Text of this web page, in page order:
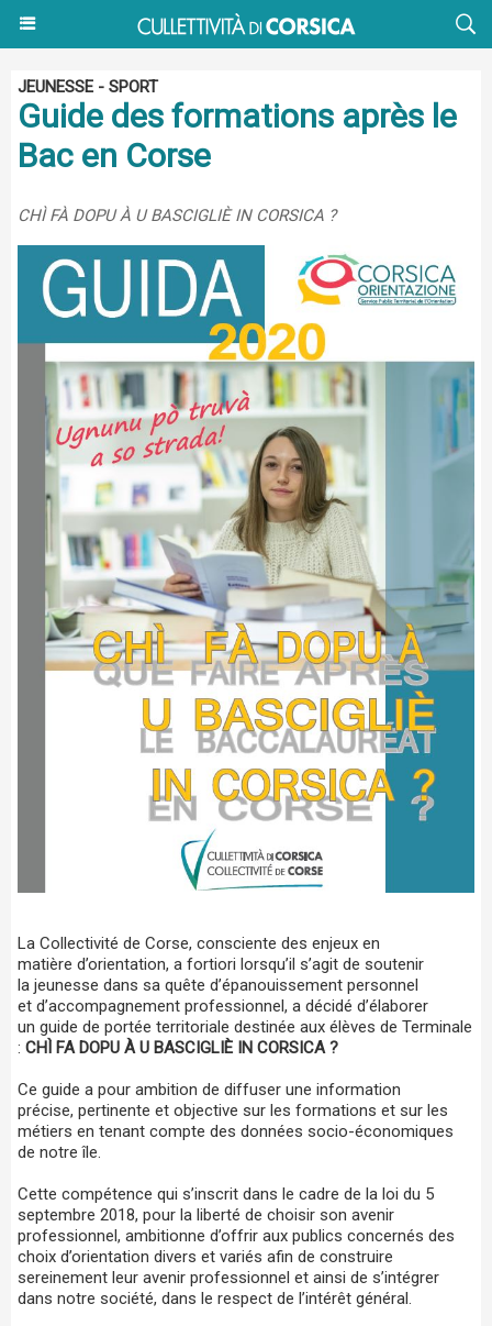
JEUNESSE - SPORT
Guide des formations après le
Bac en Corse
CHÌ FÀ DOPU À U BASCIGLIÈ IN CORSICA ?
La Collectivité de Corse, consciente des enjeux en
matière d’orientation, a fortiori lorsqu’il s’agit de soutenir
la jeunesse dans sa quête d’épanouissement personnel
et d’accompagnement professionnel, a décidé d’élaborer
un guide de portée territoriale destinée aux élèves de Terminale
: CHÌ FA DOPU À U BASCIGLIÈ IN CORSICA ?
Ce guide a pour ambition de diffuser une information
précise, pertinente et objective sur les formations et sur les
métiers en tenant compte des données socio-économiques
de notre île.
Cette compétence qui s’inscrit dans le cadre de la loi du 5
septembre 2018, pour la liberté de choisir son avenir
professionnel, ambitionne d’offrir aux publics concernés des
choix d’orientation divers et variés afin de construire
sereinement leur avenir professionnel et ainsi de s’intégrer
dans notre société, dans le respect de l’intérêt général.